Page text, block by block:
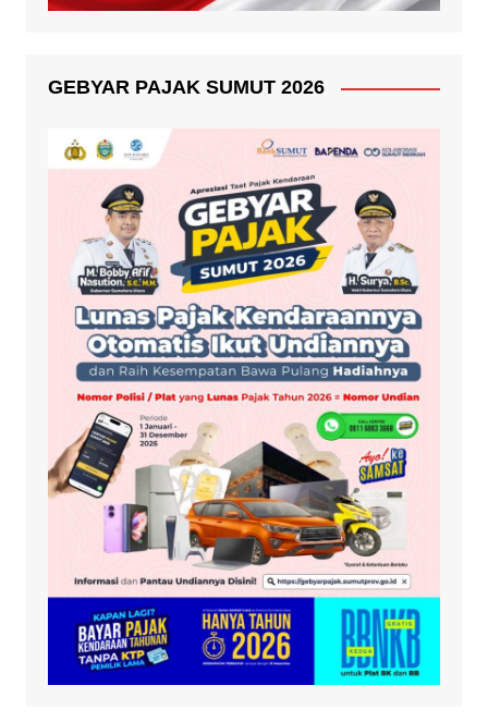
GEBYAR PAJAK SUMUT 2026